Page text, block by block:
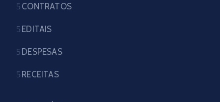
CONTRATOS
EDITAIS
DESPESAS
RECEITAS